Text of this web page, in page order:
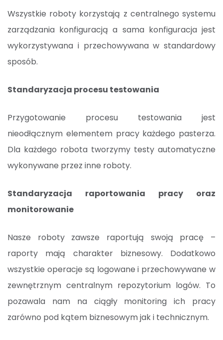
Wszystkie roboty korzystają z centralnego systemu
zarządzania konfiguracją a sama konfiguracja jest
wykorzystywana i przechowywana w standardowy
sposób.
Standaryzacja procesu testowania
Przygotowanie procesu testowania jest
nieodłącznym elementem pracy każdego pasterza.
Dla każdego robota tworzymy testy automatyczne
wykonywane przez inne roboty.
Standaryzacja raportowania pracy oraz
monitorowanie
Nasze roboty zawsze raportują swoją pracę –
raporty mają charakter biznesowy. Dodatkowo
wszystkie operacje są logowane i przechowywane w
zewnętrznym centralnym repozytorium logów. To
pozawala nam na ciągły monitoring ich pracy
zarówno pod kątem biznesowym jak i technicznym.